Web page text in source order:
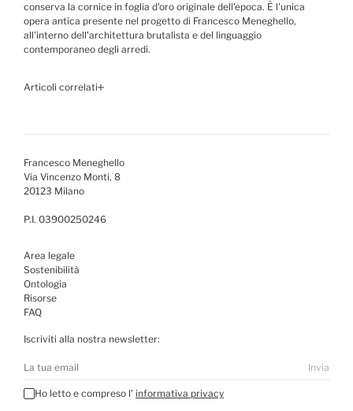
conserva la cornice in foglia d'oro originale dell'epoca. È l'unica
opera antica presente nel progetto di Francesco Meneghello,
all'interno dell'architettura brutalista e del linguaggio
contemporaneo degli arredi.
Articoli correlati
Francesco Meneghello
Via Vincenzo Monti, 8
20123 Milano
P.I. 03900250246
Area legale
Sostenibilità
Ontologia
Risorse
FAQ
Iscriviti alla nostra newsletter:
Invia
Ho letto e compreso l’ informativa privacy